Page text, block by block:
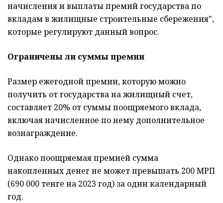
начисления и выплаты премий государства по
вкладам в жилищные строительные сбережения",
которые регулируют данный вопрос.
Ограничены ли суммы премии
Размер ежегодной премии, которую можно
получить от государства на жилищный счет,
составляет 20% от суммы поощряемого вклада,
включая начисленное по нему дополнительное
вознаграждение.
Однако поощряемая премией сумма
накопленных денег не может превышать 200 МРП
(690 000 тенге на 2023 год) за один календарный
год.